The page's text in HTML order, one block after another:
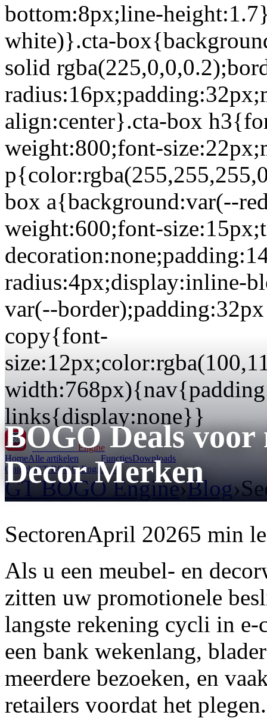
bottom:8px;line-
white)}.cta-
solid
align:center}.cta-box
weight:800;font-
box a{background:var(--
weight:600;font-
radius:4px;display:inline-
var(--
copy{font-
links{display:none}}
GT BOGO Engine
HomeAlle artikelen FunctiesDownloads
Ontdek GT BOGO Engine →
GT BOGO Engine›Blog›
BOGO Deals voor
Decor Merken
SectorenApril 20265 min
Als u een meubel- en
zitten uw promotionele
langste rekening cycli in e-
een bank wekenlang,
meerdere bezoeken, en
retailers voordat het